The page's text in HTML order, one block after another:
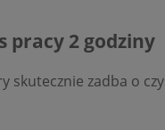
pracy 2 godziny
zadba o